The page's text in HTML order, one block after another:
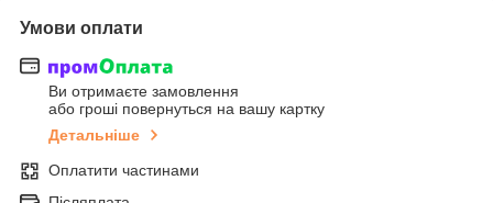
Умови оплати
Ви отримаєте замовлення
або гроші повернуться на вашу картку
Детальніше
Оплатити частинами